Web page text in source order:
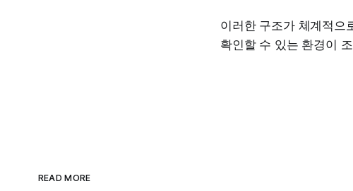
이러한 구조가 쳬계적으
확인할 수 있는 환경이
READ MORE